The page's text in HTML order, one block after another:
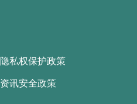
隐私权保护政策
资讯安全政策